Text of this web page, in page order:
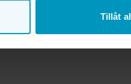
Tillåt